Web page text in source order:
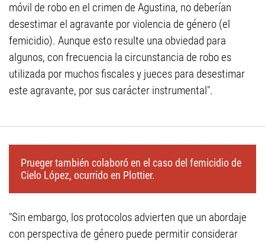
móvil de robo en el crimen de Agustina, no deberían
desestimar el agravante por violencia de género (el
femicidio). Aunque esto resulte una obviedad para
algunos, con frecuencia la circunstancia de robo es
utilizada por muchos fiscales y jueces para desestimar
este agravante, por sus carácter instrumental".
Prueger también colaboró en el caso del femicidio de
Cielo López, ocurrido en Plottier.
"Sin embargo, los protocolos advierten que un abordaje
con perspectiva de género puede permitir considerar